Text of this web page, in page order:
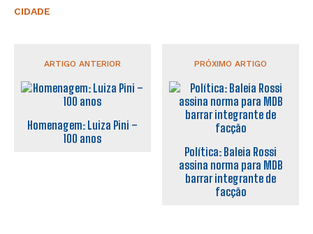
CIDADE
ARTIGO ANTERIOR
Homenagem: Luiza Pini –
100 anos
PRÓXIMO ARTIGO
Política: Baleia Rossi
assina norma para MDB
barrar integrante de
facção